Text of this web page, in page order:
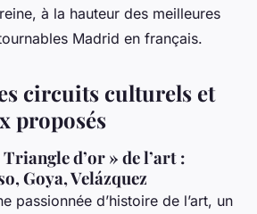
à la hauteur des meilleures
Madrid en français.
circuits culturels et
proposés
d’or » de l’art :
Goya, Velázquez
passionnée d’histoire de l’art, un